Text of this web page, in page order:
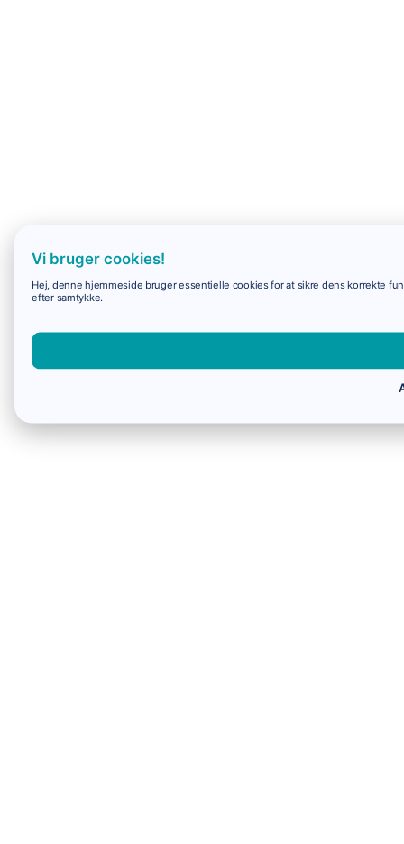
Vi bruger cookies!
Hej, denne hjemmeside bruger essentielle cookies for at sikre dens korrekte
efter samtykke.